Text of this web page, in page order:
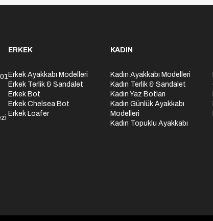
ERKEK
Erkek Ayakkabı Modelleri
Erkek Terlik & Sandalet
Erkek Bot
Erkek Chelsea Bot
Erkek Loafer
KADIN
Kadın Ayakkabı Modelleri
Kadın Terlik & Sandalet
Kadın Yaz Botları
Kadın Günlük Ayakkabı
Modelleri
Kadın Topuklu Ayakkabı